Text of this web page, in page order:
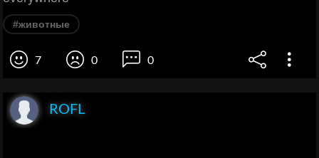
#животные
7 0 0
ROFL